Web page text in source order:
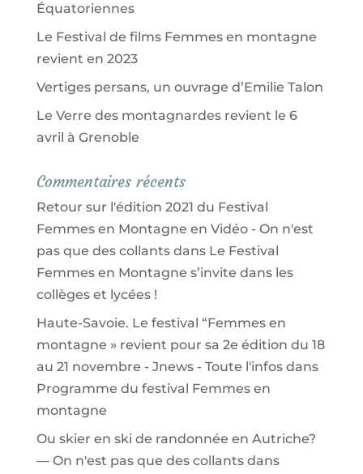
Équatoriennes
Le Festival de films Femmes en montagne
revient en 2023
Vertiges persans, un ouvrage d’Emilie Talon
Le Verre des montagnardes revient le 6
avril à Grenoble
Commentaires récents
Retour sur l'édition 2021 du Festival
Femmes en Montagne en Vidéo - On n'est
pas que des collantsdans Le Festival
Femmes en Montagne s’invite dans les
collèges et lycées !
Haute-Savoie. Le festival “Femmes en
montagne » revient pour sa 2e édition du 18
au 21 novembre - Jnews - Toute l'infosdans
Programme du festival Femmes en
montagne
Ou skier en ski de randonnée en Autriche?
— On n'est pas que des collantsdans